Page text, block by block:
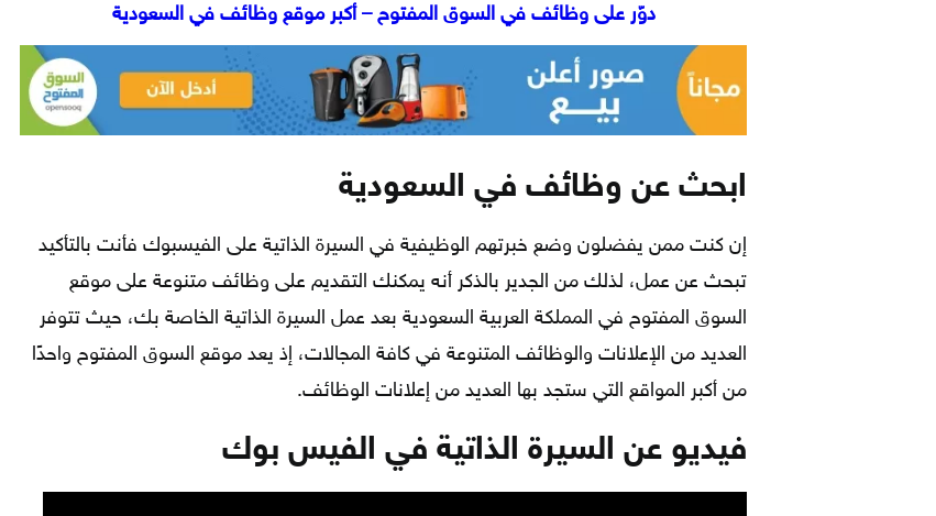
دوّر على وظائف في السوق المفتوح – أكبر موقع وظائف في السعودية
ابحث عن وظائف في السعودية
إن كنت ممن يفضلون وضع خبرتهم الوظيفية في السيرة الذاتية على الفيسبوك فأنت بالتأكيد
تبحث عن عمل، لذلك من الجدير بالذكر أنه يمكنك التقديم على وظائف متنوعة على موقع
السوق المفتوح في المملكة العربية السعودية بعد عمل السيرة الذاتية الخاصة بك، حيث تتوفر
العديد من الإعلانات والوظائف المتنوعة في كافة المجالات، إذ يعد موقع السوق المفتوح واحدًا
من أكبر المواقع التي ستجد بها العديد من إعلانات الوظائف.
فيديو عن السيرة الذاتية في الفيس بوك